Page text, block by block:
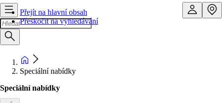
Přejít na hlavní obsah
Přeskočit na vyhledávání
Speciální nabídky
Speciální nabídky